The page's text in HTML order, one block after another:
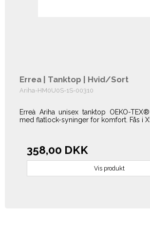
Errea | Tanktop | Hvid/Sort
Ariha-HM0U0S-1S-00310
Erreà Ariha unisex tanktop OEKO-
med flatlock-syninger for komfort. Fås i
358,00 DKK
Vis produkt